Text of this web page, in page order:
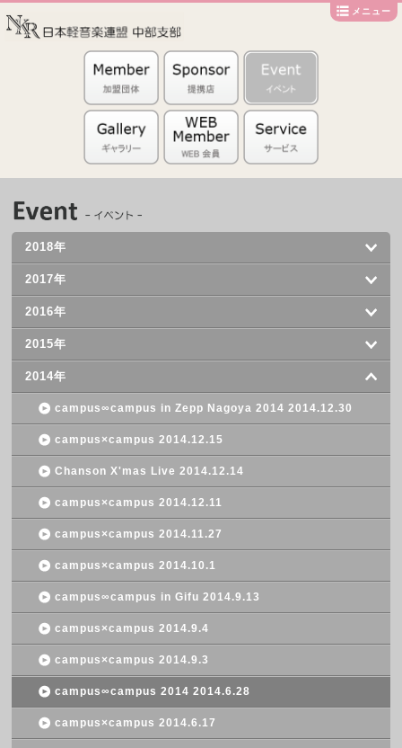
メニュー
2018年
2017年
2016年
2015年
2014年
campus∞campus in Zepp Nagoya 2014 2014.12.30
campus×campus 2014.12.15
Chanson X'mas Live 2014.12.14
campus×campus 2014.12.11
campus×campus 2014.11.27
campus×campus 2014.10.1
campus∞campus in Gifu 2014.9.13
campus×campus 2014.9.4
campus×campus 2014.9.3
campus∞campus 2014 2014.6.28
campus×campus 2014.6.17